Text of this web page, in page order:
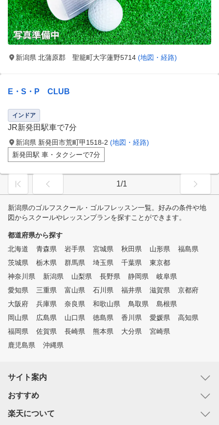
新潟県 北蒲原郡 聖籠町大字蓮野5714 (地図・経路)
E・S・P CLUB
インドア
JR新発田駅車で7分
新潟県 新発田市荒町甲1518-2 (地図・経路)
新発田駅 車・タクシーで7分
1/1
新潟県のゴルフスクール・ゴルフレッスン一覧。好みの条件や地
図からスクールやレッスンプランを探すことができます。
都道府県から探す
北海道
青森県 岩手県 宮城県 秋田県 山形県
福島県
茨城県
栃木県 群馬県 埼玉県 千葉県
東京都
神奈川県
新潟県 山梨県 長野県 静岡県
岐阜県
愛知県
三重県 富山県 石川県 福井県 滋賀県
京都府
大阪府
兵庫県 奈良県 和歌山県 鳥取県
島根県
岡山県
広島県 山口県 徳島県 香川県 愛媛県
高知県
福岡県
佐賀県 長崎県 熊本県 大分県
宮崎県
鹿児島県
沖縄県
サイト案内
おすすめ
楽天について